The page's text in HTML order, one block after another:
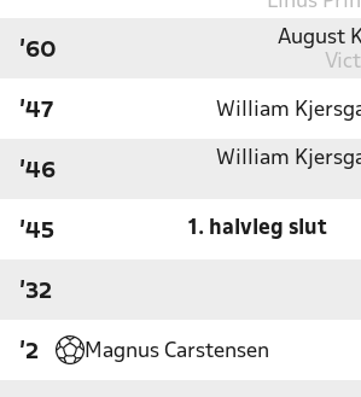
'60
August
'47 William
'46
William
'45 1. halvleg slut
'32
'2 Magnus Carstensen